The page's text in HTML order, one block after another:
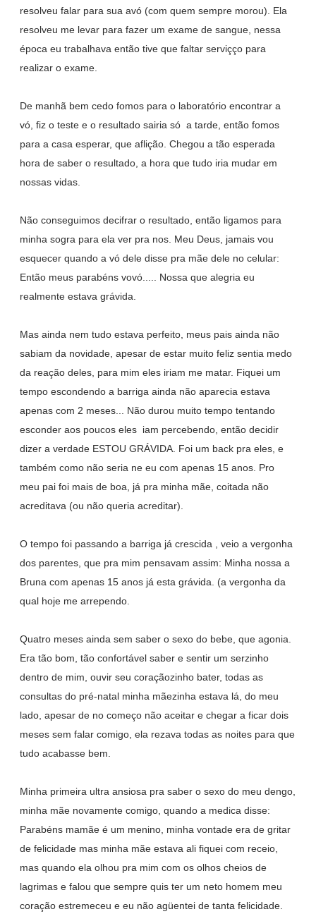
resolveu falar para sua avó (com quem sempre morou). Ela
resolveu me levar para fazer um exame de sangue, nessa
época eu trabalhava então tive que faltar serviçço para
realizar o exame.
De manhã bem cedo fomos para o laboratório encontrar a
vó, fiz o teste e o resultado sairia só a tarde, então fomos
para a casa esperar, que aflição. Chegou a tão esperada
hora de saber o resultado, a hora que tudo iria mudar em
nossas vidas.
Não conseguimos decifrar o resultado, então ligamos para
minha sogra para ela ver pra nos. Meu Deus, jamais vou
esquecer quando a vó dele disse pra mãe dele no celular:
Então meus parabéns vovó..... Nossa que alegria eu
realmente estava grávida.
Mas ainda nem tudo estava perfeito, meus pais ainda não
sabiam da novidade, apesar de estar muito feliz sentia medo
da reação deles, para mim eles iriam me matar. Fiquei um
tempo escondendo a barriga ainda não aparecia estava
apenas com 2 meses... Não durou muito tempo tentando
esconder aos poucos eles iam percebendo, então decidir
dizer a verdade ESTOU GRÁVIDA. Foi um back pra eles, e
também como não seria ne eu com apenas 15 anos. Pro
meu pai foi mais de boa, já pra minha mãe, coitada não
acreditava (ou não queria acreditar).
O tempo foi passando a barriga já crescida , veio a vergonha
dos parentes, que pra mim pensavam assim: Minha nossa a
Bruna com apenas 15 anos já esta grávida. (a vergonha da
qual hoje me arrependo.
Quatro meses ainda sem saber o sexo do bebe, que agonia.
Era tão bom, tão confortável saber e sentir um serzinho
dentro de mim, ouvir seu coraçãozinho bater, todas as
consultas do pré-natal minha mãezinha estava lá, do meu
lado, apesar de no começo não aceitar e chegar a ficar dois
meses sem falar comigo, ela rezava todas as noites para que
tudo acabasse bem.
Minha primeira ultra ansiosa pra saber o sexo do meu dengo,
minha mãe novamente comigo, quando a medica disse:
Parabéns mamãe é um menino, minha vontade era de gritar
de felicidade mas minha mãe estava ali fiquei com receio,
mas quando ela olhou pra mim com os olhos cheios de
lagrimas e falou que sempre quis ter um neto homem meu
coração estremeceu e eu não agüentei de tanta felicidade.